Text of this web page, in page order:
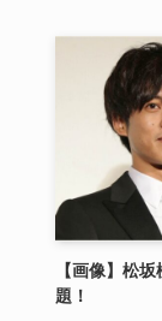
【画像】松
題！